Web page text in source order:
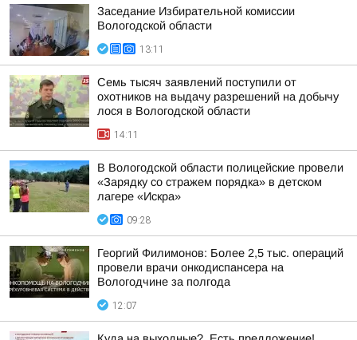
Заседание Избирательной комиссии
Вологодской области
13:11
Семь тысяч заявлений поступили от
охотников на выдачу разрешений на добычу
лося в Вологодской области
14:11
В Вологодской области полицейские провели
«Зарядку со стражем порядка» в детском
лагере «Искра»
09:28
Георгий Филимонов: Более 2,5 тыс. операций
провели врачи онкодиспансера на
Вологодчине за полгода
12:07